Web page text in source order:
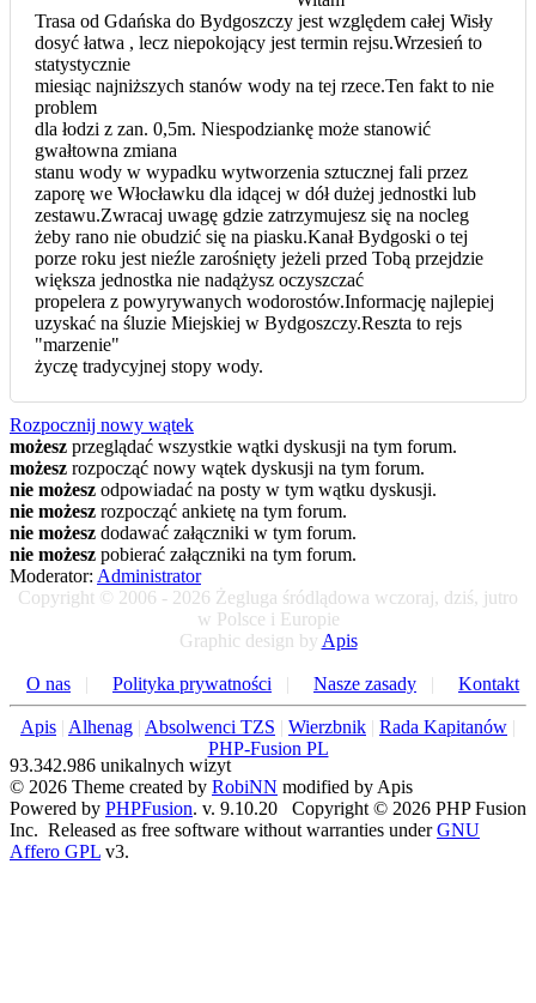
Trasa od Gdańska do Bydgoszczy jest względem całej Wisły
dosyć łatwa , lecz niepokojący jest termin rejsu.Wrzesień to
statystycznie
miesiąc najniższych stanów wody na tej rzece.Ten fakt to nie
problem
dla łodzi z zan. 0,5m. Niespodziankę może stanowić
gwałtowna zmiana
stanu wody w wypadku wytworzenia sztucznej fali przez
zaporę we Włocławku dla idącej w dół dużej jednostki lub
zestawu.Zwracaj uwagę gdzie zatrzymujesz się na nocleg
żeby rano nie obudzić się na piasku.Kanał Bydgoski o tej
porze roku jest nieźle zarośnięty jeżeli przed Tobą przejdzie
większa jednostka nie nadążysz oczyszczać
propelera z powyrywanych wodorostów.Informację najlepiej
uzyskać na śluzie Miejskiej w Bydgoszczy.Reszta to rejs
"marzenie"
życzę tradycyjnej stopy wody.
Rozpocznij nowy wątek
możesz przeglądać wszystkie wątki dyskusji na tym forum.
możesz rozpocząć nowy wątek dyskusji na tym forum.
nie możesz odpowiadać na posty w tym wątku dyskusji.
nie możesz rozpocząć ankietę na tym forum.
nie możesz dodawać załączniki w tym forum.
nie możesz pobierać załączniki na tym forum.
Moderator: Administrator
Copyright © 2006 - 2026 Żegluga śródlądowa wczoraj, dziś, jutro
w Polsce i Europie
Graphic design by Apis
O nas | Polityka prywatności | Nasze zasady | Kontakt
Apis | Alhenag | Absolwenci TZS | Wierzbnik | Rada Kapitanów |
PHP-Fusion PL
93.342.986 unikalnych wizyt
© 2026 Theme created by RobiNN modified by Apis
Powered by PHPFusion. v. 9.10.20 Copyright © 2026 PHP Fusion
Inc. Released as free software without warranties underGNU
Affero GPL v3.